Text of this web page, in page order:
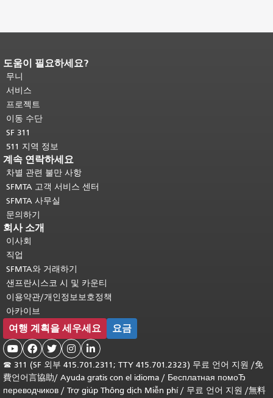
페이지 내용 끝입니다.이 페이지의 나
머지 내용은 모든 페이지에 반복됩니
다.메인 콘텐츠 상단으로 돌아가려면
여기를 클릭하십시오
도움이 필요하세요?
무니
서비스
프로젝트
이동 수단
SF 311
511 지역 정보
계속 연락하세요
차별 관련 불만 사항
SFMTA 고객 서비스 센터
SFMTA 사무실
문의하기
회사 소개
이사회
직업
SFMTA와 거래하기
샌프란시스코 시 및 카운티
이용약관/개인정보보호정책
아카이브
여행 계획을 세우세요 요금
    
☎ 311 (SF 외부 415.701.2311; TTY 415.701.2323) 무료 언어 지원 /免
費언어言協助/ Ayuda gratis con el idioma / Бесплатная помоЂ
переводчиков / Trợ giúp Thông dịch Miễn phí/ 무료 언어 지원 /無料